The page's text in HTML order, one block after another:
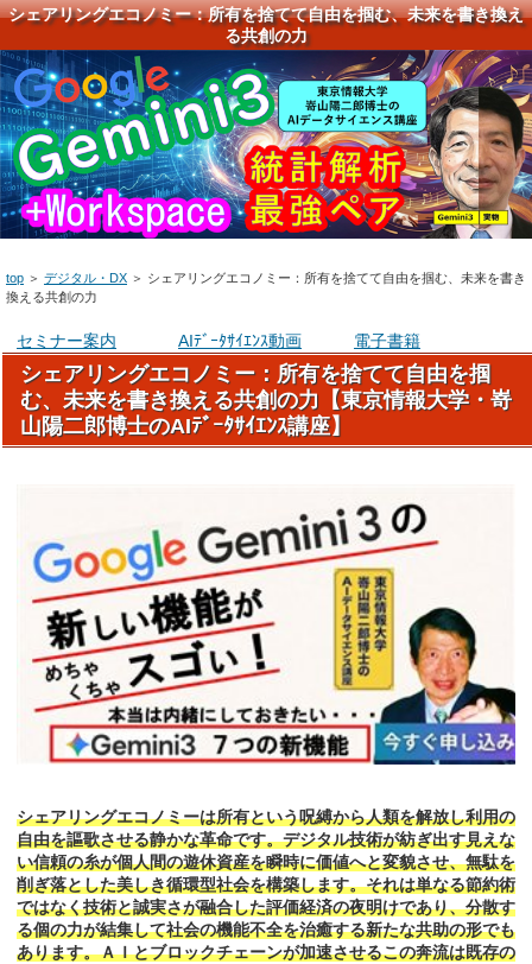
シェアリングエコノミー：所有を捨てて自由を掴む、未来を書き換え
る共創の力
top ＞ デジタル・DX ＞ シェアリングエコノミー：所有を捨てて自由を掴む、未来を書き
換える共創の力
セミナー案内 AIﾃﾞｰﾀｻｲｴﾝｽ動画 電子書籍
シェアリングエコノミー：所有を捨てて自由を掴
む、未来を書き換える共創の力【東京情報大学・嵜
山陽二郎博士のAIﾃﾞｰﾀｻｲｴﾝｽ講座】
シェアリングエコノミーは所有という呪縛から人類を解放し利用の
自由を謳歌させる静かな革命です。デジタル技術が紡ぎ出す見えな
い信頼の糸が個人間の遊休資産を瞬時に価値へと変貌させ、無駄を
削ぎ落とした美しき循環型社会を構築します。それは単なる節約術
ではなく技術と誠実さが融合した評価経済の夜明けであり、分散す
る個の力が結集して社会の機能不全を治癒する新たな共助の形でも
あります。ＡＩとブロックチェーンが加速させるこの奔流は既存の